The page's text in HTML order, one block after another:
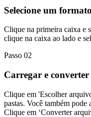
Selecione um
Clique na primeira caixa e
clique na caixa ao lado e
Passo 02
Carregar e converter
Clique em 'Escolher
pastas. Você também pode
Clique em ‘Converter